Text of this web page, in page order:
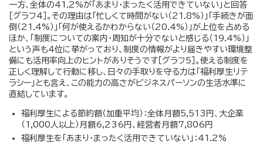
一方、全体の41.2%が「あまり・まったく活用できていない」と回答
［グラフ4］。その理由は「忙しくて時間がない（21.8%）」「手続きが面
倒（21.4%）」「何が使えるかわからない（20.4%）」が上位を占める
ほか、「制度についての案内・周知が十分でないと感じる（19.4%）」
という声も4位に挙がっており、制度の情報がより届きやすい環境整
備にも活用率向上のヒントがありそうです［グラフ5］。使える制度を
正しく理解して行動に移し、日々の手取りを守る力は「福利厚生リテ
ラシー」とも言え、この能力の高さがビジネスパーソンの生活水準に
直結しています。
福利厚生による節約額（加重平均）：全体月額5,513円、大企業
（1,000人以上）月額6,236円、経営者月額7,806円
福利厚生を「あまり・まったく活用できていない」：41.2%